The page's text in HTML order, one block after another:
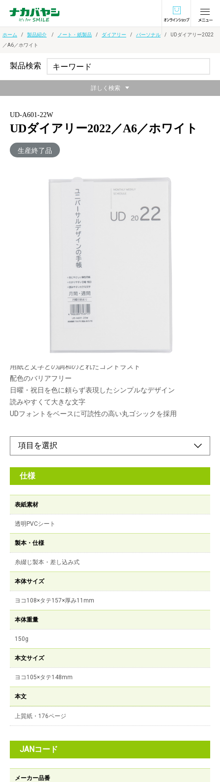
オンラインショ
ホーム 製品紹介 ノート・紙製品 ダイアリー パーソナル
UDダイアリー2022
／A6／ホワイト
UD-A601-22W
UDダイアリー2022／A6／ホワイト
生産終了品
ユニバーサルデザインを意識したスケジュール
帳。老若男女どなたでも使いやすいシンプルモダ
メーカー希望小売価格：
まぶしくない紙面
用紙と文字との調和のとれたコントラスト
配色のバリアフリー
日曜・祝日を色に頼らず表現したシンプルなデザイン
読みやすくて大きな文字
UDフォントをベースに可読性の高い丸ゴシックを採用
仕様
表紙素材
透明PVCシート
製本・仕様
糸綴じ製本・差し込み式
本体サイズ
ヨコ108×タテ157×厚み11mm
本体重量
150g
本文サイズ
ヨコ105×タテ148mm
本文
上質紙・176ページ
JANコード
メーカー品番
製品検索
詳しく検索